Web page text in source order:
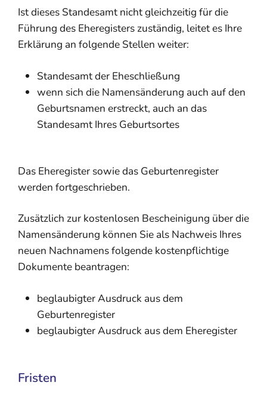
Ist dieses Standesamt nicht gleichzeitig für die
Führung des Eheregisters zuständig, leitet es Ihre
Erklärung an folgende Stellen weiter:
Standesamt der Eheschließung
wenn sich die Namensänderung auch auf den
Geburtsnamen erstreckt, auch an das
Standesamt Ihres Geburtsortes
Das Eheregister sowie das Geburtenregister
werden fortgeschrieben.
Zusätzlich zur kostenlosen Bescheinigung über die
Namensänderung können Sie als Nachweis Ihres
neuen Nachnamens folgende kostenpflichtige
Dokumente beantragen:
beglaubigter Ausdruck aus dem
Geburtenregister
beglaubigter Ausdruck aus dem Eheregister
Fristen